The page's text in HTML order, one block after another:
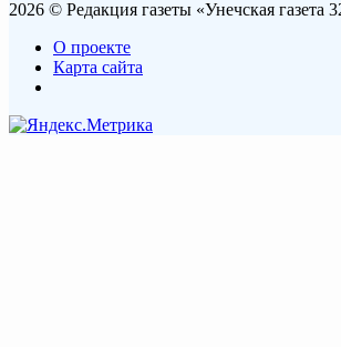
2026 © Редакция газеты «Унечская газета
О проекте
Карта сайта